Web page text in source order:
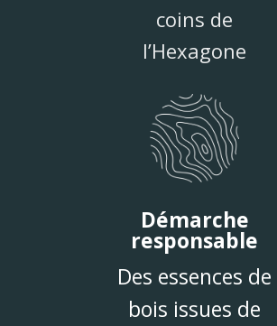
coins de
l’Hexagone
Démarche
responsable
Des essences de
bois issues de